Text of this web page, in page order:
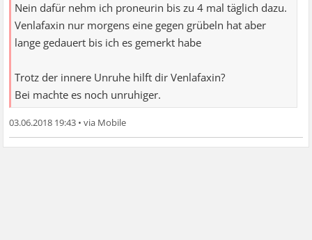
Nein dafür nehm ich proneurin bis zu 4 mal täglich dazu.
Venlafaxin nur morgens eine gegen grübeln hat aber
lange gedauert bis ich es gemerkt habe
Trotz der innere Unruhe hilft dir Venlafaxin?
Bei machte es noch unruhiger.
03.06.2018 19:43 •